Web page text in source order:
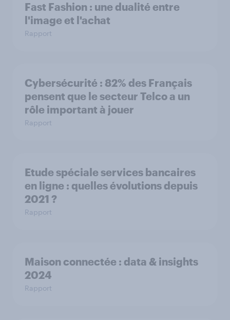
Fast Fashion : une dualité entre
l'image et l'achat
Rapport
Cybersécurité : 82% des Français
pensent que le secteur Telco a un
rôle important à jouer
Rapport
Etude spéciale services bancaires
en ligne : quelles évolutions depuis
2021 ?
Rapport
Maison connectée : data & insights
2024
Rapport